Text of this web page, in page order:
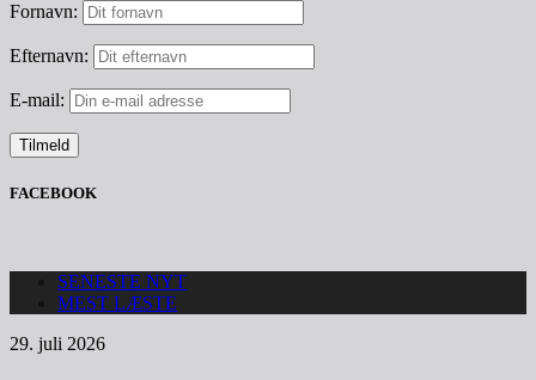
Fornavn:
Efternavn:
E-mail:
FACEBOOK
SENESTE NYT
MEST LÆSTE
29. juli 2026